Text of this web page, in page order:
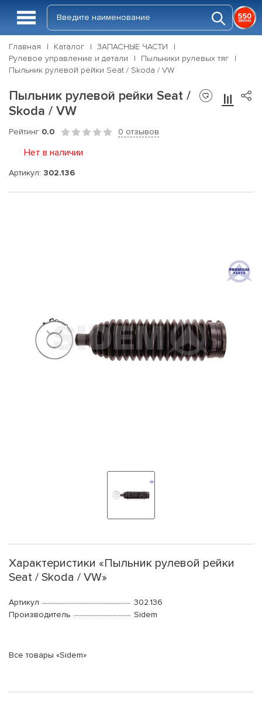
Главная Каталог
ЗАПАСНЫЕ ЧАСТИ
Рулевое управление и детали
Пыльники рулевых тяг
Пыльник рулевой рейки Seat / Skoda / VW
Пыльник рулевой рейки Seat /
Skoda / VW
Рейтинг 0.0 0 отзывов
Нет в наличии
Артикул: 302.136
Характеристики «Пыльник рулевой рейки
Seat / Skoda / VW»
Артикул
302.136
Производитель
Sidem
Все товары «Sidem»